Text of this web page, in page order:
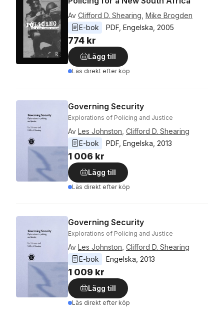
Av Clifford D. Shearing Mike Brogden
E-bok
PDF Engelska 2005
774 kr
Lägg till
Läs direkt efter köp
Governing Security
Explorations of Policing and Justice
Av Les Johnston Clifford D. Shearing
E-bok
PDF Engelska 2013
1 006 kr
Lägg till
Läs direkt efter köp
Governing Security
Explorations of Policing and Justice
Av Les Johnston Clifford D. Shearing
E-bok
Engelska 2013
1 009 kr
Lägg till
Läs direkt efter köp